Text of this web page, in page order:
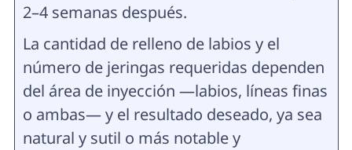
2–4 semanas después.
La cantidad de relleno de labios y el
número de jeringas requeridas dependen
del área de inyección —labios, líneas finas
o ambas— y el resultado deseado, ya sea
natural y sutil o más notable y